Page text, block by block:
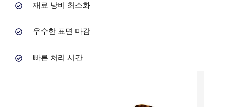
재료 낭비 최소화
우수한 표면 마감
빠른 처리 시간